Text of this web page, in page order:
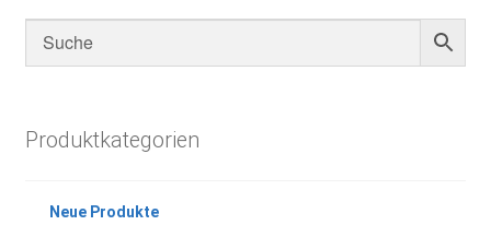
Produktkategorien
Neue Produkte